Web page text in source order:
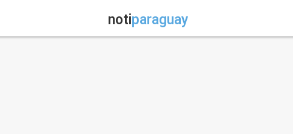
notiparaguay